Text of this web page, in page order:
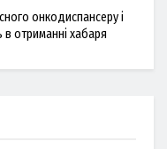
онкодиспансеру і
отриманні хабаря